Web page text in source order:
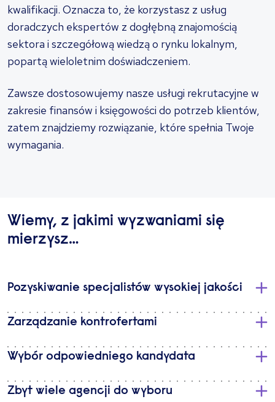
kwalifikacji. Oznacza to, że korzystasz z usług
doradczych ekspertów z dogłębną znajomością
sektora i szczegółową wiedzą o rynku lokalnym,
popartą wieloletnim doświadczeniem.
Zawsze dostosowujemy nasze usługi rekrutacyjne w
zakresie finansów i księgowości do potrzeb klientów,
zatem znajdziemy rozwiązanie, które spełnia Twoje
wymagania.
Wiemy, z jakimi wyzwaniami się
mierzysz…
Pozyskiwanie specjalistów wysokiej jakości
Zarządzanie kontrofertami
Wybór odpowiedniego kandydata
Zbyt wiele agencji do wyboru